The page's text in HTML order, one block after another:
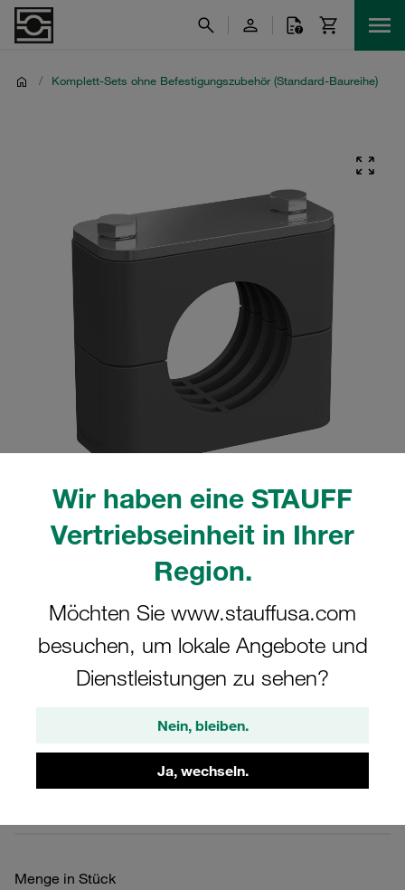
Wir haben eine STAUFF
Vertriebseinheit in Ihrer
Region.
Möchten Sie www.stauffusa.com
besuchen, um lokale Angebote und
Dienstleistungen zu sehen?
Nein, bleiben.
Ja, wechseln.
/ Komplett-Sets ohne Befestigungszubehör (Standard-Baureihe)
Bitte beachten Sie: Das Bild dient nur zur Veranschaulichung und kann vom
tatsächlichen Produkt abweichen.
Komplettschelle Standard-Baureihe Gr.
Schraube gerippt, mit Vorspannung
STAUFF Materialnr. 1110002222
Technische Daten ansehen
Menge in Stück